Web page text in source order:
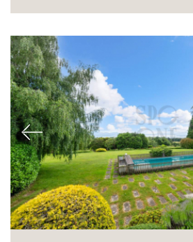
Acheter
International
Vendre
Previous